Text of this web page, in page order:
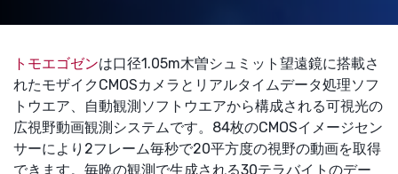
トモエゴゼンは口径1.05m木曽シュミット望遠鏡に搭載さ
れたモザイクCMOSカメラとリアルタイムデータ処理ソフ
トウエア、自動観測ソフトウエアから構成される可視光の
広視野動画観測システムです。84枚のCMOSイメージセン
サーにより2フレーム毎秒で20平方度の視野の動画を取得
できます。毎晩の観測で生成される30テラバイトのデー